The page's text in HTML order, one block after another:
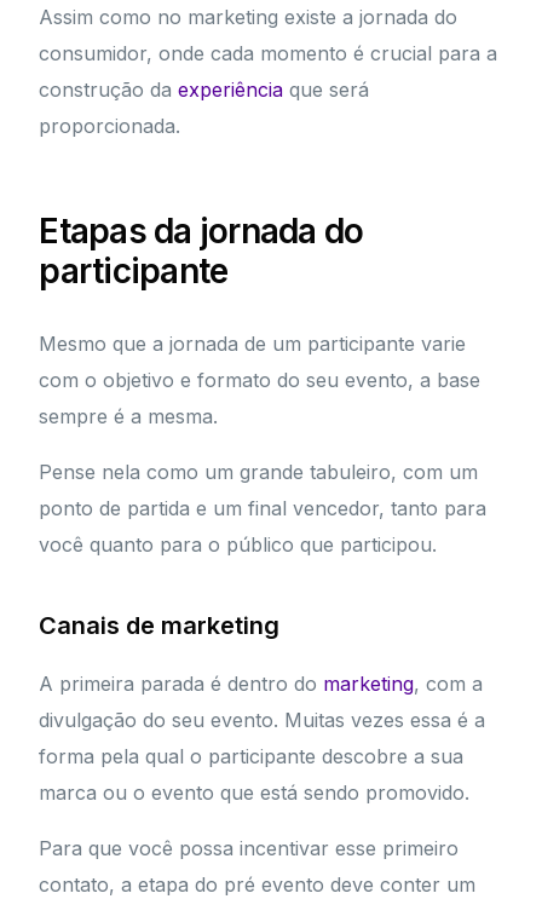
Assim como no marketing existe a jornada do
consumidor, onde cada momento é crucial para a
construção daexperiência que será
proporcionada.
Etapas da jornada do
participante
Mesmo que a jornada de um participante varie
com o objetivo e formato do seu evento, a base
sempre é a mesma.
Pense nela como um grande tabuleiro, com um
ponto de partida e um final vencedor, tanto para
você quanto para o público que participou.
Canais de marketing
A primeira parada é dentro do marketing, com a
divulgação do seu evento. Muitas vezes essa é a
forma pela qual o participante descobre a sua
marca ou o evento que está sendo promovido.
Para que você possa incentivar esse primeiro
contato, a etapa do pré evento deve conter um